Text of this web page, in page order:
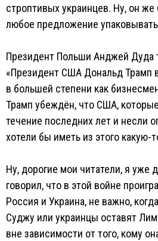
строптивых украинцев. Ну, он
любое предложение
Президент Польши Анджей Дуда
«Президент США Дональд Трамп
в большей степени как
Трамп убеждён, что США,
течение последних лет и несли
хотели бы иметь из этого какую-
Ну, дорогие мои читатели, я уже
говорил, что в этой войне
Россия и Украина, не важно,
Суджу или украинцы оставят
вне зависимости от того, кому